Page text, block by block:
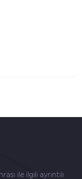
ile ilgili ayrıntılı